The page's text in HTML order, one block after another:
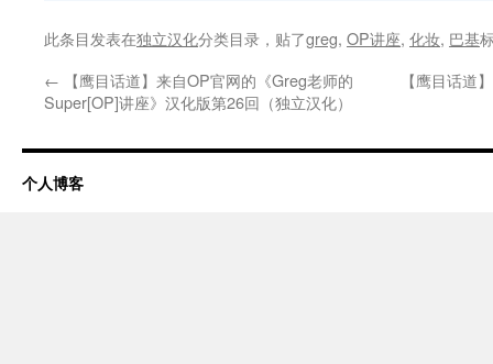
此条目发表在独立汉化分类目录，贴了greg, OP讲座, 化妆, 巴基
← 【鹰目话道】来自OP官网的《Greg老师的
Super[OP]讲座》汉化版第26回（独立汉化）
【鹰目话道
个人博客